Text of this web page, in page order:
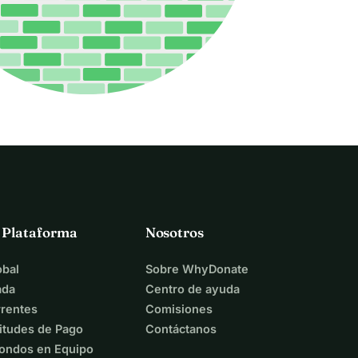
Plataforma
de Pago
en Equipo
Nosotros
Sobre WhyDonate
Centro de ayuda
Comisiones
Contáctanos